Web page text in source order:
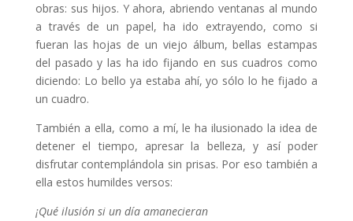
obras: sus hijos. Y ahora, abriendo ventanas al mundo
a través de un papel, ha ido extrayendo, como si
fueran las hojas de un viejo álbum, bellas estampas
del pasado y las ha ido fijando en sus cuadros como
diciendo: Lo bello ya estaba ahí, yo sólo lo he fijado a
un cuadro.
También a ella, como a mí, le ha ilusionado la idea de
detener el tiempo, apresar la belleza, y así poder
disfrutar contemplándola sin prisas. Por eso también a
ella estos humildes versos:
¡Qué ilusión si un día amanecieran